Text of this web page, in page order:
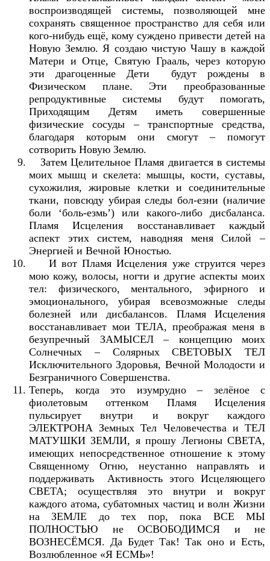
воспроизводящей системы, позволяющей мне
сохранять священное пространство для себя или
кого-нибудь ещё, кому суждено привести детей на
Новую Землю. Я создаю чистую Чашу в каждой
Матери и Отце, Святую Грааль, через которую
эти драгоценные Дети будут рождены в
Физическом плане. Эти преобразованные
репродуктивные системы будут помогать,
Приходящим Детям иметь совершенные
физические сосуды – транспортные средства,
благодаря которым они смогут – помогут
сотворить Новую Землю.
Затем Целительное Пламя двигается в системы
моих мышц и скелета: мышцы, кости, суставы,
сухожилия, жировые клетки и соединительные
ткани, повсюду убирая следы бол-езни (наличие
боли ‘боль-езмь’) или какого-либо дисбаланса.
Пламя Исцеления восстанавливает каждый
аспект этих систем, наводняя меня Силой –
Энергией и Вечной Юностью.
И вот Пламя Исцеления уже струится через
мою кожу, волосы, ногти и другие аспекты моих
тел: физического, ментального, эфирного и
эмоционального, убирая всевозможные следы
болезней или дисбалансов. Пламя Исцеления
восстанавливает мои ТЕЛА, преображая меня в
безупречный ЗАМЫСЕЛ – концепцию моих
Солнечных – Солярных СВЕТОВЫХ ТЕЛ
Исключительного Здоровья, Вечной Молодости и
Безграничного Совершенства.
Теперь, когда это изумрудно – зелёное с
фиолетовым оттенком Пламя Исцеления
пульсирует внутри и вокруг каждого
ЭЛЕКТРОНА Земных Тел Человечества и ТЕЛ
МАТУШКИ ЗЕМЛИ, я прошу Легионы СВЕТА,
имеющих непосредственное отношение к этому
Священному Огню, неустанно направлять и
поддерживать Активность этого Исцеляющего
СВЕТА; осуществляя это внутри и вокруг
каждого атома, субатомных частиц и волн Жизни
на ЗЕМЛЕ до тех пор, пока ВСЕ МЫ
ПОЛНОСТЬЮ не ОСВОБОДИМСЯ и не
ВОЗНЕСЁМСЯ. Да Будет Так! Так оно и Есть,
Возлюбленное «Я ЕСМЬ»!